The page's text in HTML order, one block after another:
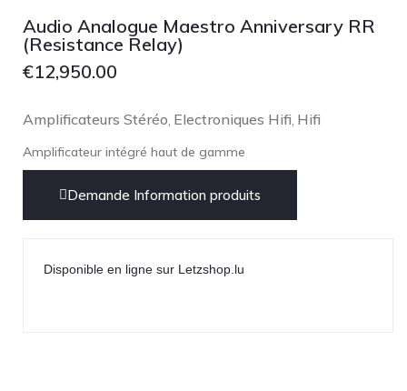
Audio Analogue Maestro Anniversary RR
(Resistance Relay)
€12,950.00
Amplificateurs Stéréo Electroniques Hifi Hifi
Amplificateur intégré haut de gamme
Demande Information produits
Disponible en ligne sur Letzshop.lu